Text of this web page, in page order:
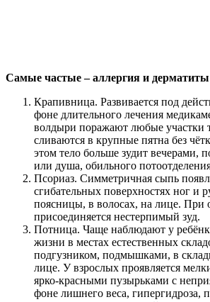
Самые частые – аллергия и
Крапивница. Развивается под
фоне длительного лечения
волдыри поражают любые участки
сливаются в крупные пятна без
этом тело больше зудит вечерами,
или душа, обильного
Псориаз. Симметричная сыпь
сгибательных поверхностях ног и
поясницы, в волосах, на лице. При
присоединяется нестерпимый зуд.
Потница. Чаще наблюдают у
жизни в местах естественных
подгузником, подмышками, в
лице. У взрослых проявляется
ярко-красными пузырьками с
фоне лишнего веса, гипергидроза,